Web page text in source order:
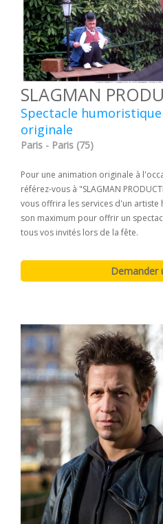
SLAGMAN
Spectacle
originale
Paris - Paris (75)
Pour une animation originale à
référez-vous à "SLAGMAN
vous offrira les services d'un
son maximum pour offrir un
tous vos invités lors de la fête.